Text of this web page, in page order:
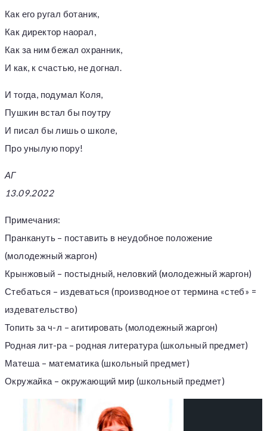
Как его ругал ботаник,
Как директор наорал,
Как за ним бежал охранник,
И как, к счастью, не догнал.
И тогда, подумал Коля,
Пушкин встал бы поутру
И писал бы лишь о школе,
Про унылую пору!
АГ
13.09.2022
Примечания:
Пранкануть – поставить в неудобное положение
(молодежный жаргон)
Крынжовый – постыдный, неловкий (молодежный жаргон)
Стебаться – издеваться (производное от термина «стеб» =
издевательство)
Топить за ч-л – агитировать (молодежный жаргон)
Родная лит-ра – родная литература (школьный предмет)
Матеша – математика (школьный предмет)
Окружайка – окружающий мир (школьный предмет)